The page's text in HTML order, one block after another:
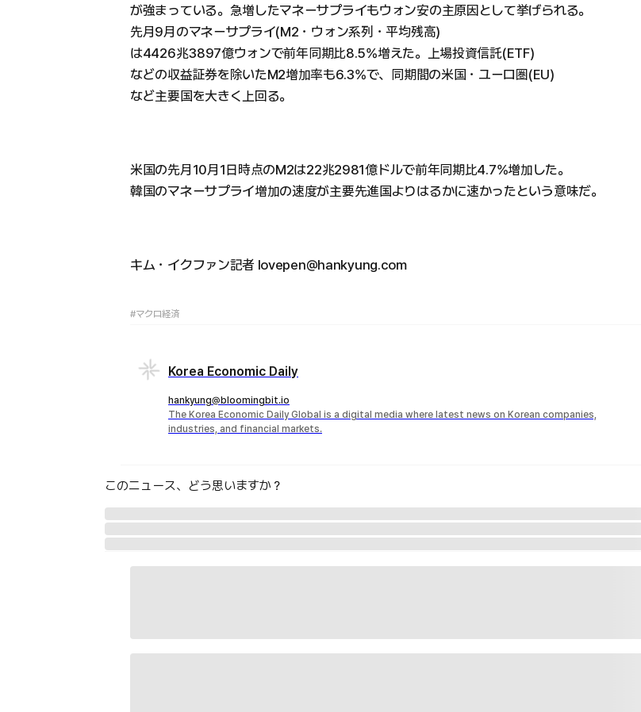
が強まっている。急増したマネーサプライもウォン安の主原因として挙げられる。
先月9月のマネーサプライ(M2・ウォン系列・平均残高)
は4426兆3897億ウォンで前年同期比8.5%増えた。上場投資信託(ETF)
などの収益証券を除いたM2増加率も6.3%で、同期間の米国・ユーロ圏(EU)
など主要国を大きく上回る。
米国の先月10月1日時点のM2は22兆2981億ドルで前年同期比4.7%増加した。
韓国のマネーサプライ増加の速度が主要先進国よりはるかに速かったという意味だ。
キム・イクファン記者 lovepen@hankyung.com
#マクロ経済
Korea Economic Daily
hankyung@bloomingbit.io
The Korea Economic Daily Global is a digital media where latest news on Korean companies,
industries, and financial markets.
このニュース、どう思いますか？